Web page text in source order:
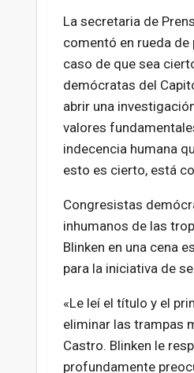
La secretaria de
comentó en rueda de
caso de que sea
demócratas del
abrir una
valores
indecencia humana
esto es cierto, está
Congresistas
inhumanos de las
Blinken en una cena
para la iniciativa de
«Le leí el título y el
eliminar las trampas
Castro. Blinken le
profundamente